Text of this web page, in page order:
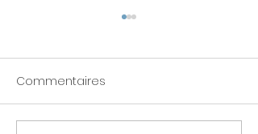
Les ateliers d'avril
Commentaires